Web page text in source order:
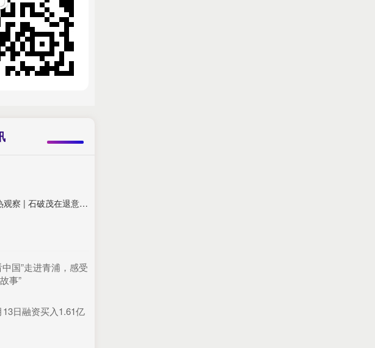
诚多网 热观察 | 石破茂在退意中观望，自民党继任者未出现
国”走进青浦，感受
事”
日融资买入1.61亿